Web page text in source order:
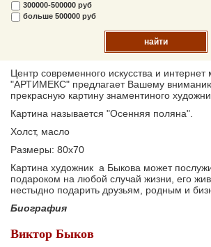
300000-500000 руб
больше 500000 руб
найти
Центр современного искусства и интернет
"АРТИМЕКС" предлагает Вашему
прекрасную картину знаментиного
Картина называется "Осенняя поляна".
Холст, масло
Размеры: 80х70
Картина художник а Быкова может
подароком на любой случай жизни, его
нестыдно подарить друзьям, родным и
Биография
Виктор Быков